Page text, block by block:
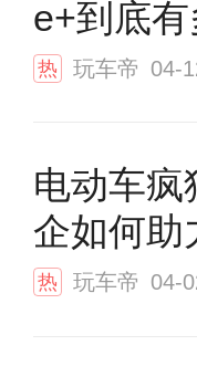
e+到底
热 玩车帝 04-
电动车疯
企如何助
热 玩车帝 04-